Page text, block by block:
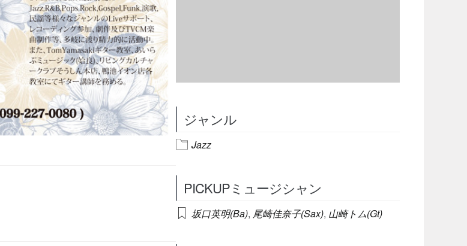
ジャンル
Jazz
PICKUPミュージシャン
坂口英明(Ba), 尾崎佳奈子(Sax), 山崎トム(Gt)